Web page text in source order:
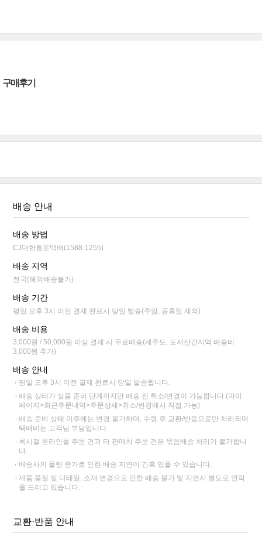
구매후기
배송 안내
배송 방법
CJ대한통운택배(1588-1255)
배송 지역
전국(해외배송불가)
배송 기간
평일 오후 3시 이전 결제 완료시 당일 발송(주말, 공휴일 제외)
배송 비용
3,000원 / 50,000원 이상 결제 시 무료배송(제주도, 도서산간지역 배송비
3,000원 추가)
배송 안내
평일 오후 3시 이전 결제 완료시 당일 발송됩니다.
배송 상태가 상품 준비 단계까지만 배송 전 취소/변경이 가능합니다.(마이
페이지>최근주문내역>주문상세>취소/변경에서 직접 가능)
배송 준비 상태 이후에는 변경 불가하며, 수령 후 교환/반품으로만 처리되며
택배비는 고객님 부담입니다.
록시걸 온라인몰 주문 건과 타 판매처 주문 건은 묶음배송 처리가 불가합니
다.
배송사의 물량 증가로 인한 배송 지연이 간혹 있을 수 있습니다.
제품 품절 및 디테일, 소재 변경으로 인한 배송 불가 및 지연시 별도로 연락
을 드리고 있습니다.
교환·반품 안내